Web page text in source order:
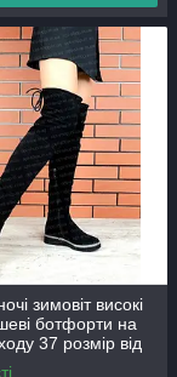
зимовіт високі
ботфорти на
37 розмір від